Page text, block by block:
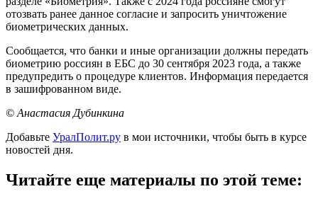
отозвать ранее данное согласие и запросить уничтожение
биометрических данных.
Сообщается, что банки и иные организации должны передать
биометрию россиян в ЕБС до 30 сентября 2023 года, а также
предупредить о процедуре клиентов. Информация передается
в зашифрованном виде.
© Анастасия Дубинкина
Добавьте УралПолит.ру в мои источники, чтобы быть в курсе
новостей дня.
Читайте еще материалы по этой теме: